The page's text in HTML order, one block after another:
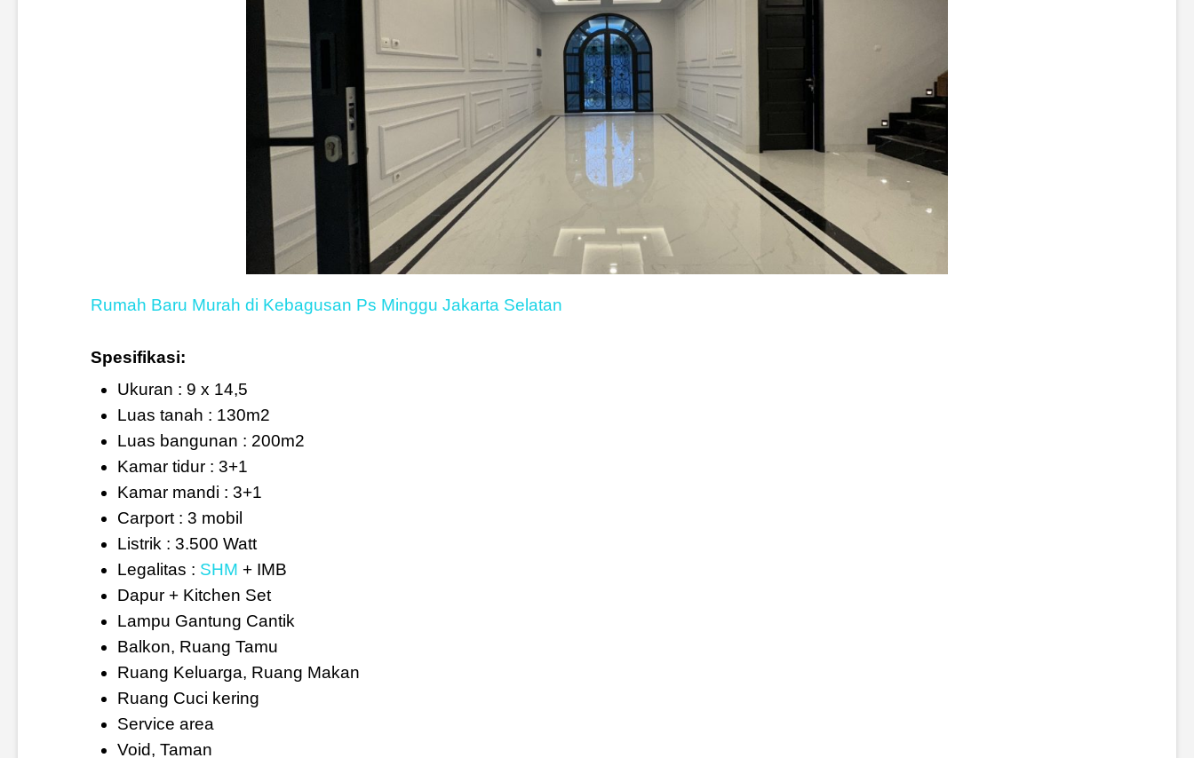
Rumah Baru Murah di Kebagusan Ps Minggu Jakarta Selatan
Spesifikasi:
Ukuran : 9 x 14,5
Luas tanah : 130m2
Luas bangunan : 200m2
Kamar tidur : 3+1
Kamar mandi : 3+1
Carport : 3 mobil
Listrik : 3.500 Watt
Legalitas : SHM + IMB
Dapur + Kitchen Set
Lampu Gantung Cantik
Balkon, Ruang Tamu
Ruang Keluarga, Ruang Makan
Ruang Cuci kering
Service area
Void, Taman